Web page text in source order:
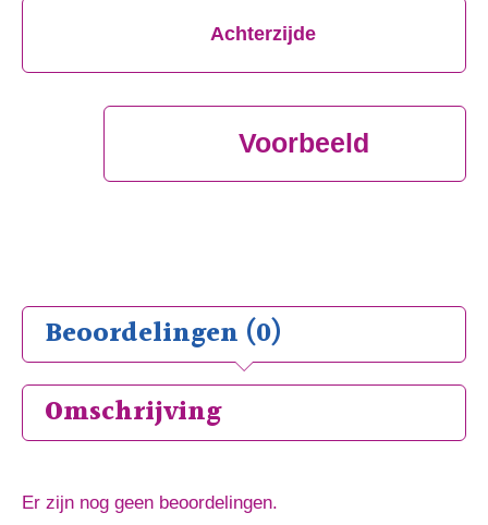
Achterzijde
Voorbeeld
Beoordelingen (0)
Omschrijving
Er zijn nog geen beoordelingen.